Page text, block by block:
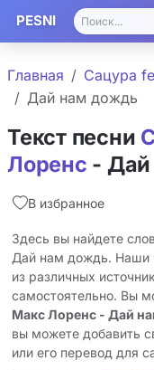
PESNI
Главная
Сацура
Дай нам дождь
Текст песни
Лоренс -
В избранное
Здесь вы найдете
Дай нам дождь. Наши
из различных
самостоятельно. Вы
Макс Лоренс - Дай
вы можете добавить
или его перевод для